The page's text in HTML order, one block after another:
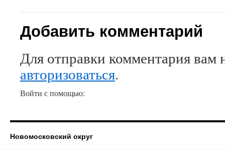
Добавить комментарий
Для отправки комментария вам
авторизоваться.
Войти с помощью:
Новомосковский округ